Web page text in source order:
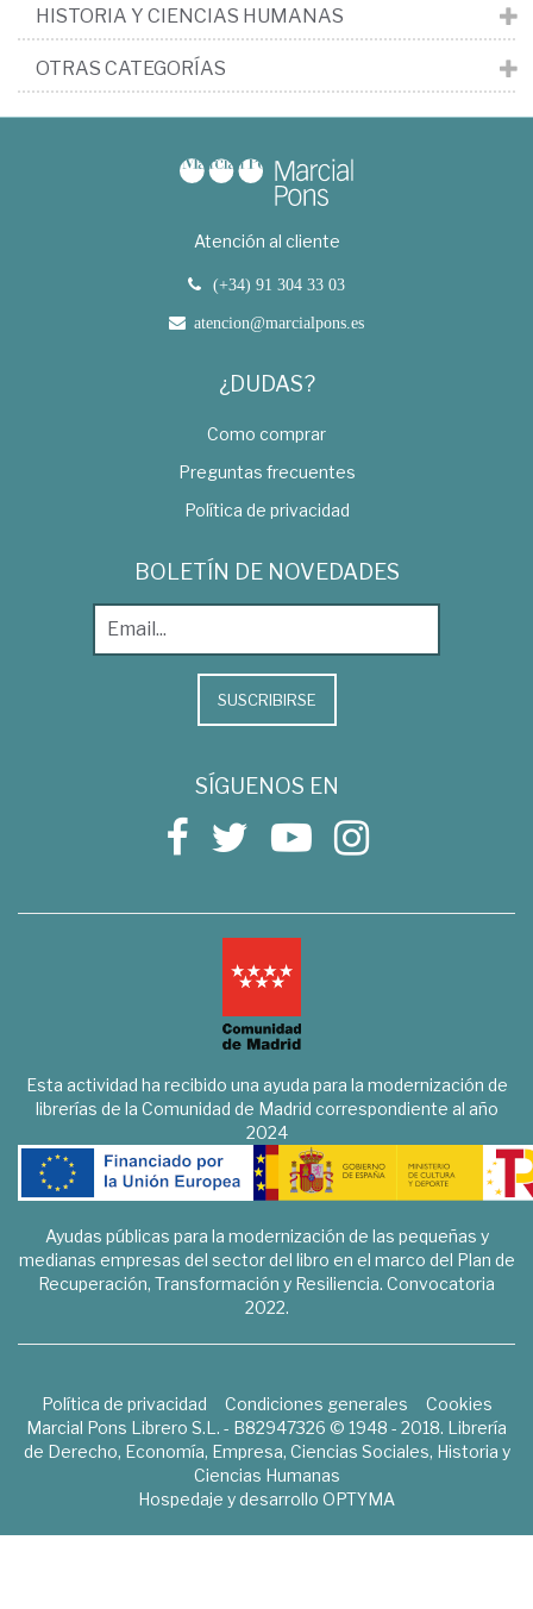
HISTORIA Y CIENCIAS HUMANAS
OTRAS CATEGORÍAS
Atención al cliente
(+34) 91 304 33 03
atencion@marcialpons.es
¿DUDAS?
Como comprar
Preguntas frecuentes
Política de privacidad
BOLETÍN DE NOVEDADES
SUSCRIBIRSE
SÍGUENOS EN
Esta actividad ha recibido una ayuda para la modernización de
librerías de la Comunidad de Madrid correspondiente al año
2024
Ayudas públicas para la modernización de las pequeñas y
medianas empresas del sector del libro en el marco del Plan de
Recuperación, Transformación y Resiliencia. Convocatoria
2022.
Política de privacidad Condiciones generales
Cookies
Marcial Pons Librero S.L. - B82947326 © 1948 - 2018. Librería
de Derecho, Economía, Empresa, Ciencias Sociales, Historia y
Ciencias Humanas
Hospedaje y desarrollo OPTYMA